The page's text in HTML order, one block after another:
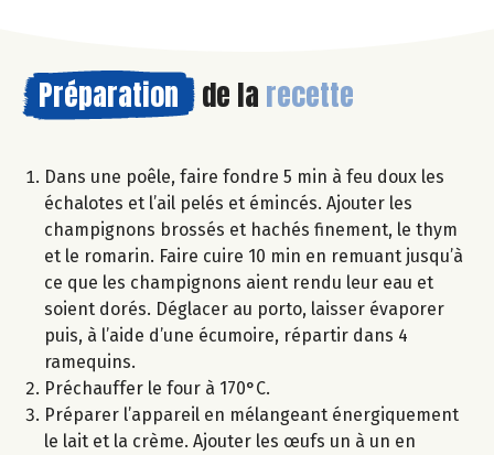
Préparation de la recette
Dans une poêle, faire fondre 5 min à feu doux les
échalotes et l’ail pelés et émincés. Ajouter les
champignons brossés et hachés finement, le thym
et le romarin. Faire cuire 10 min en remuant jusqu’à
ce que les champignons aient rendu leur eau et
soient dorés. Déglacer au porto, laisser évaporer
puis, à l’aide d’une écumoire, répartir dans 4
ramequins.
Préchauffer le four à 170°C.
Préparer l’appareil en mélangeant énergiquement
le lait et la crème. Ajouter les œufs un à un en